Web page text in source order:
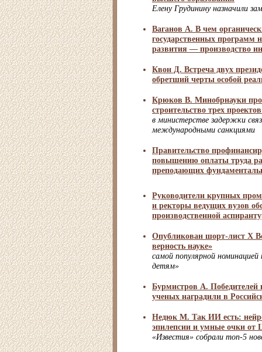
Елену Грудинину назначили
Ваганов А. В чем
государственных программ
развития — производство
Квон Д. Встреча двух
обретший черты особой
Крюков В. Минобрнауки
строительство трех
в министерстве задержки
международными санкциями
Правительство
повышению оплаты труда
преподающих
Руководители крупных
и ректоры ведущих вузов
производственной
Опубликован шорт-лист X
верность науке»
самой популярной
детям»
Бурмистров А. Победителей
ученых наградили в
Недюк М. Так ИИ есть:
эпилепсии и умные очки от
«Известия» собрали топ-5